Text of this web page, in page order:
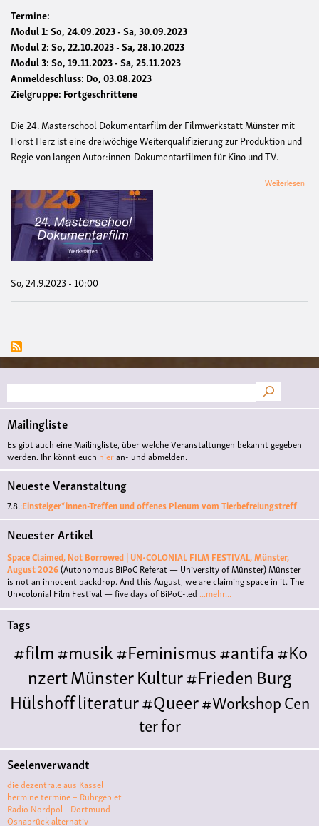
Termine:
Modul 1: So, 24.09.2023 - Sa, 30.09.2023
Modul 2: So, 22.10.2023 - Sa, 28.10.2023
Modul 3: So, 19.11.2023 - Sa, 25.11.2023
Anmeldeschluss: Do, 03.08.2023
Zielgruppe: Fortgeschrittene
Die 24. Masterschool Dokumentarfilm der Filmwerkstatt Münster mit
Horst Herz ist eine dreiwöchige Weiterqualifizierung zur Produktion und
Regie von langen Autor:innen-Dokumentarfilmen für Kino und TV.
Weiterlesen
So, 24.9.2023 - 10:00
Suche
Mailingliste
Es gibt auch eine Mailingliste, über welche Veranstaltungen bekannt gegeben
werden. Ihr könnt euch hieran- und abmelden.
Neueste Veranstaltung
7.8.:Einsteiger*innen-Treffen und offenes Plenum vom Tierbefreiungstreff
Neuester Artikel
Space Claimed, Not Borrowed | UN•COLONIAL FILM FESTIVAL, Münster,
August 2026(Autonomous BiPoC Referat — University of Münster)Münster
is not an innocent backdrop. And this August, we are claiming space in it. The
Un•colonial Film Festival — five days of BiPoC-led ...mehr...
Tags
#film#musik#Feminismus#antifa#Ko
nzertMünsterKultur#FriedenBurg
Hülshoffliteratur#Queer#WorkshopCen
ter for
LiteraturePolyamoriePolytreff#liveKonzert
Polyamorietreff
MonogamieCNM
ismuskunstantisemitismus
Seelenverwandt
die dezentrale aus Kassel
hermine termine – Ruhrgebiet
Radio Nordpol - Dortmund
Osnabrück alternativ